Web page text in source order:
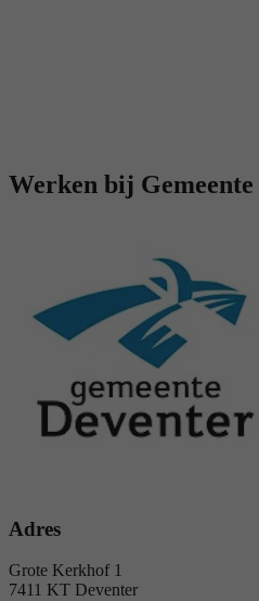
Werken bij Gemeente
Adres
Grote Kerkhof 1
7411 KT Deventer